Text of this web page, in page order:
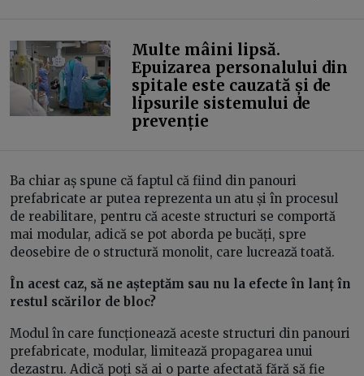
Multe mâini lipsă.
Epuizarea personalului din
spitale este cauzată și de
lipsurile sistemului de
prevenție
Ba chiar aș spune că faptul că fiind din panouri
prefabricate ar putea reprezenta un atu și în procesul
de reabilitare, pentru că aceste structuri se comportă
mai modular, adică se pot aborda pe bucăți, spre
deosebire de o structură monolit, care lucrează toată.
În acest caz, să ne așteptăm sau nu la efecte în lanț în
restul scărilor de bloc?
Modul în care funcționează aceste structuri din panouri
prefabricate, modular, limitează propagarea unui
dezastru. Adică poți să ai o parte afectată fără să fie